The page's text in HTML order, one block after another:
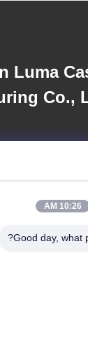
Luma
Co.,
10:26 AM
Good day, what